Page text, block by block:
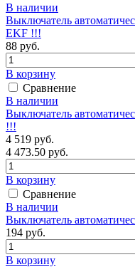
В наличии
Выключатель
EKF !!!
88 руб.
В корзину
Сравнение
В наличии
Выключатель
!!!
4 519 руб.
4 473.50 руб.
В корзину
Сравнение
В наличии
Выключатель
194 руб.
В корзину